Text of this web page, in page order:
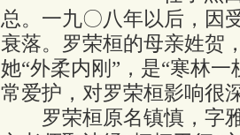
总。一九〇八年以后，因
衰落。罗荣桓的母亲姓贺
她“外柔内刚”，是“寒林
常爱护，对罗荣桓影响很
罗荣桓原名镇慎，字雅